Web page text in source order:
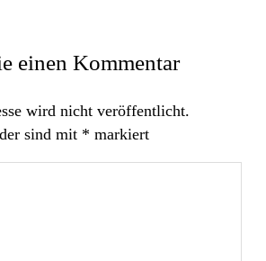
einen Kommentar
wird nicht veröffentlicht.
sind mit * markiert